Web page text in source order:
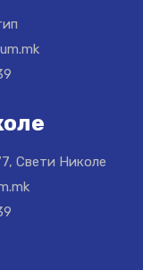
Свети Николе